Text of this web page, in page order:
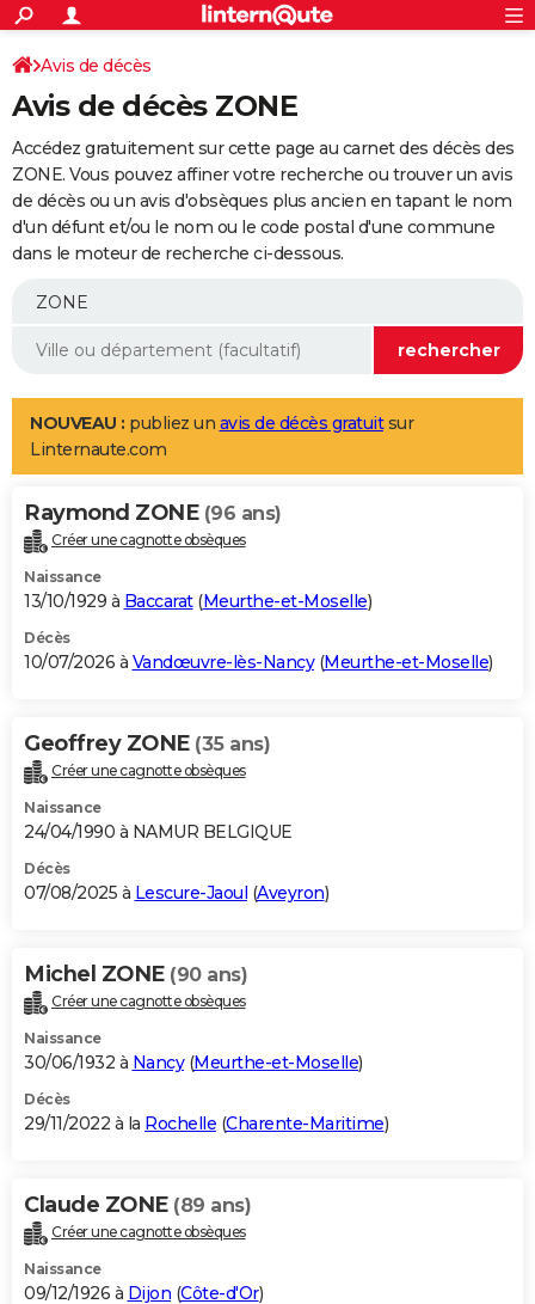
ACTUALITÉS
Politique
Société
Faits Divers
Education
Monde
Villes
+
SPORT
Coupe du monde 2026
Football
Tennis
Cyclisme
Rugby
Forum
Programme TV
TNT
Streaming
Cinéma
Sorties cinéma
Musique
+
FINANCE
Retraite
Impôts
Epargne
Immobilier
Risques naturels par ville
Banque
Assurance
Crédit
AUTO
Essais
Réserver un essai
Citadines
Berlines
SUV
Forum auto
+
Mobiles
Meilleur smartphone
Internet
Ordinateurs
Jeux vidéo
Guide high-tech
Aménagement intérieur
LIFESTYLE
Art de vivre
Bien-être
Loisirs
Mode
Modes de vie
Alimentation
Guide de la santé
Maladies
Médicaments
Sommeil
VOYAGE
Destinations
City break
Voyage nature
Voyage de noces
Forum
Climat
+PHOTO
GUIDES D'ACHAT
BONS PLANS
Carte de Noël
Carte Bonne année
Carte Saint-Valentin
Carte Pâques
Carte d'anniversaire
DICTIONNAIRE
Dictionnaire
Biographies
Citations
Expressions
Proverbes
PROGRAMME TV
S'inscrire
Se connecter
Lycées
Collèges
Primaires
Universités
Entreprises
Service militaire
Avis de recherche
AVIS DE DÉCÈS
Bricolage
Lifestyle
Culture
Sport
Auto
Television
Voyage
Cinema
Avis de décès
Avis de décès ZONE
Accédez gratuitement sur cette page au carnet des décès des
ZONE. Vous pouvez affiner votre recherche ou trouver un avis
de décès ou un avis d'obsèques plus ancien en tapant le nom
d'un défunt et/ou le nom ou le code postal d'une commune
dans le moteur de recherche ci-dessous.
NOUVEAU : publiez un avis de décès gratuitsur
Linternaute.com
Raymond ZONE (96 ans)
Créer une cagnotte obsèques
Naissance
13/10/1929 à Baccarat(Meurthe-et-Moselle)
Décès
10/07/2026 à Vandœuvre-lès-Nancy(Meurthe-et-Moselle)
Geoffrey ZONE (35 ans)
Créer une cagnotte obsèques
Naissance
24/04/1990 à NAMUR BELGIQUE
Décès
07/08/2025 à Lescure-Jaoul (Aveyron)
Michel ZONE (90 ans)
Créer une cagnotte obsèques
Naissance
30/06/1932 à Nancy(Meurthe-et-Moselle)
Décès
29/11/2022 à la Rochelle (Charente-Maritime)
Claude ZONE (89 ans)
Créer une cagnotte obsèques
Naissance
09/12/1926 à Dijon (Côte-d'Or)